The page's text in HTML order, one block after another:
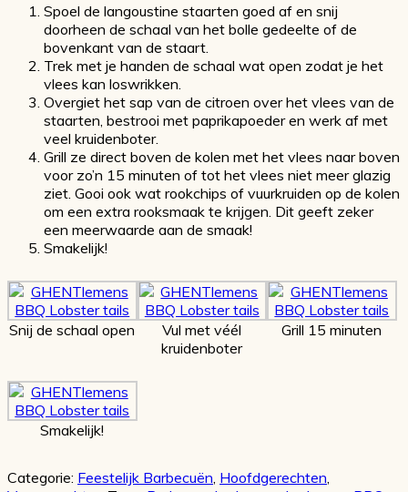
Spoel de langoustine staarten goed af en snij
doorheen de schaal van het bolle gedeelte of de
bovenkant van de staart.
Trek met je handen de schaal wat open zodat je het
vlees kan loswrikken.
Overgiet het sap van de citroen over het vlees van de
staarten, bestrooi met paprikapoeder en werk af met
veel kruidenboter.
Grill ze direct boven de kolen met het vlees naar boven
voor zo’n 15 minuten of tot het vlees niet meer glazig
ziet. Gooi ook wat rookchips of vuurkruiden op de kolen
om een extra rooksmaak te krijgen. Dit geeft zeker
een meerwaarde aan de smaak!
Smakelijk!
Snij de schaal open
Vul met véél
kruidenboter
Grill 15 minuten
Smakelijk!
Categorie: Feestelijk Barbecuën Hoofdgerechten